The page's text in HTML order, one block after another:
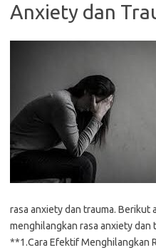
Anxiety dan
rasa anxiety dan trauma.
menghilangkan rasa anxiety dan
**1.Cara Efektif Menghilangkan